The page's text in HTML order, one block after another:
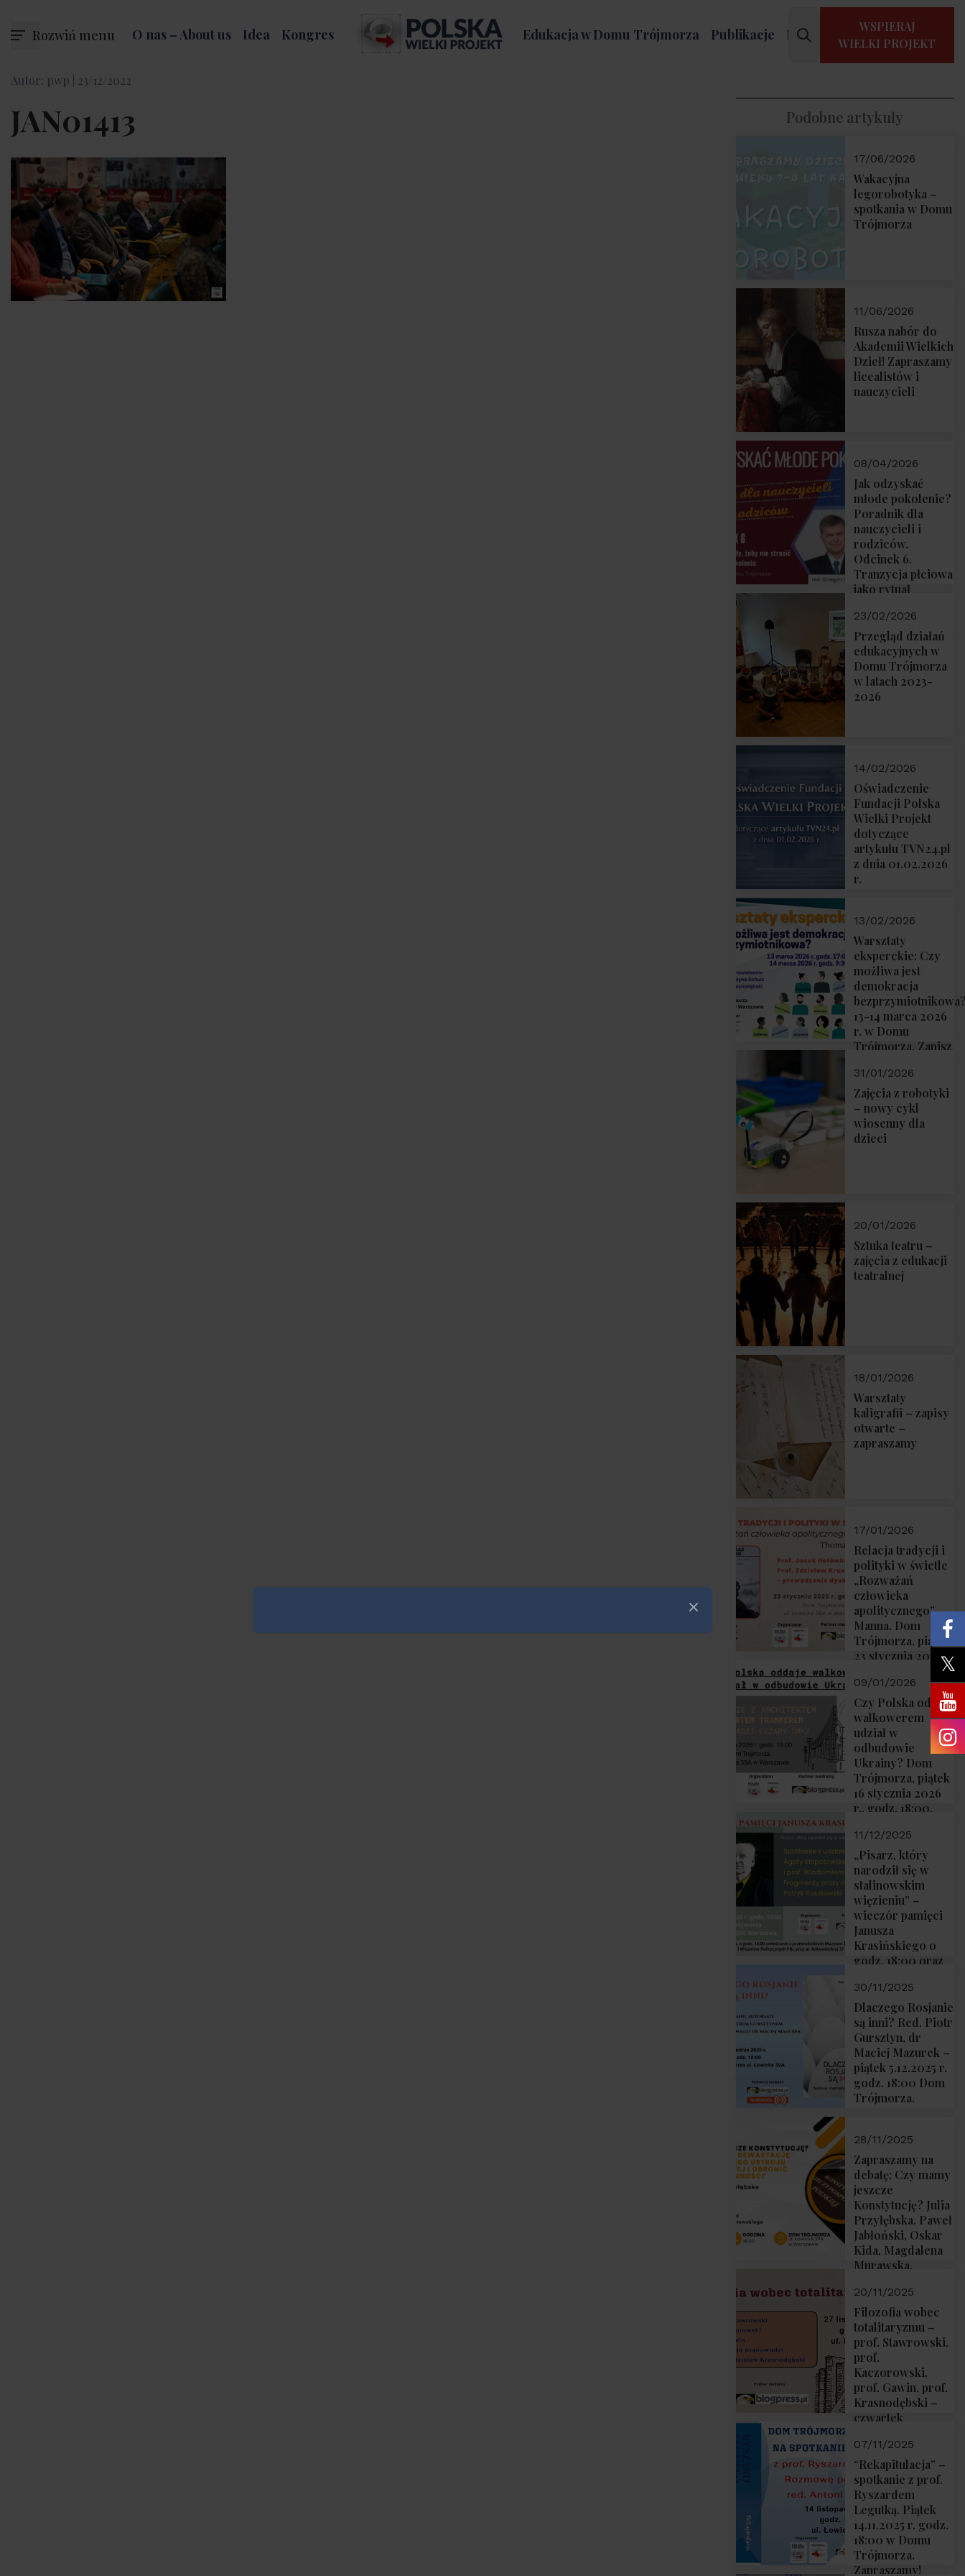
Rozwiń menu O nas – About us Idea Kongres Edukacja w Domu Trójmorza Publikacje Kontakt
WSPIERAJ
WIELKI PROJEKT
Autor: pwp | 23/12/2022
JAN01413 Podobne artykuły
17/06/2026
Wakacyjna
legorobotyka –
spotkania w Domu
Trójmorza
11/06/2026
Rusza nabór do
Akademii Wielkich
Dzieł! Zapraszamy
licealistów i
nauczycieli
08/04/2026
Jak odzyskać
młode pokolenie?
Poradnik dla
nauczycieli i
rodziców.
Odcinek 6.
Tranzycja płciowa
jako rytuał
Rozmawiają red.
Grzegorz Górny i
prof. Michał
Łuczewski
23/02/2026
Przegląd działań
edukacyjnych w
Domu Trójmorza
w latach 2023-
2026
14/02/2026
Oświadczenie
Fundacji Polska
Wielki Projekt
dotyczące
artykułu TVN24.pl
z dnia 01.02.2026
r.
13/02/2026
Warsztaty
eksperckie: Czy
możliwa jest
demokracja
13-14 marca 2026
r. w Domu
Trójmorza. Zapisz
31/01/2026
Zajęcia z robotyki
– nowy cykl
wiosenny dla
dzieci
20/01/2026
Sztuka teatru –
zajęcia z edukacji
teatralnej
18/01/2026
Warsztaty
kaligrafii – zapisy
otwarte –
zapraszamy
17/01/2026
Relacja tradycji i
polityki w świetle
„Rozważań
człowieka
apolitycznego”
Manna. Dom
Trójmorza, piątek
23 stycznia 2026
Zapraszamy!
09/01/2026
Czy Polska oddaje
walkowerem
udział w
odbudowie
Ukrainy? Dom
Trójmorza, piątek
16 stycznia 2026
r., godz. 18:00.
11/12/2025
„Pisarz, który
narodził się w
stalinowskim
więzieniu” –
wieczór pamięci
Janusza
Krasińskiego o
godz. 18:00 oraz
Muzeum
Żołnierzy
Wyklętych i
Więźniów
Politycznych PRL
o godz. 16:00 – 19
grudnia 2025 r.
30/11/2025
Dlaczego Rosjanie
są inni? Red. Piotr
Gursztyn, dr
Maciej Mazurek –
piątek 5.12.2025 r.
godz. 18:00 Dom
Trójmorza.
28/11/2025
Zapraszamy na
debatę: Czy mamy
jeszcze
Konstytucję? Julia
Przyłębska, Paweł
Jabłoński, Oskar
Kida, Magdalena
Murawska,
Sobolewski – 4
grudnia 2025 r.
godz. 18:00.
20/11/2025
Filozofia wobec
totalitaryzmu –
prof. Stawrowski,
prof.
Kaczorowski,
prof. Gawin, prof.
Krasnodębski –
czwartek
18:00
07/11/2025
“Rekapitulacja” –
spotkanie z prof.
Ryszardem
Legutką. Piątek
14.11.2025 r. godz.
18:00 w Domu
Trójmorza.
Zapraszamy!
Zamknij